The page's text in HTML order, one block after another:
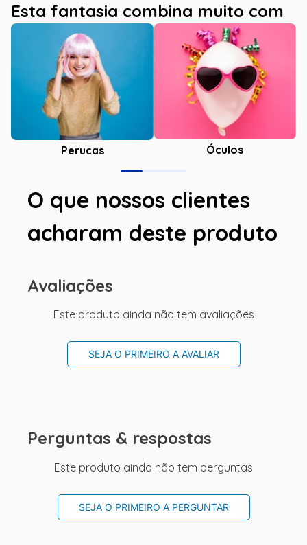
Esta fantasia combina muito com
Perucas Óculos
O que nossos clientes
acharam deste produto
Avaliações
Este produto ainda não tem avaliações
SEJA O PRIMEIRO A AVALIAR
Perguntas & respostas
Este produto ainda não tem perguntas
SEJA O PRIMEIRO A PERGUNTAR